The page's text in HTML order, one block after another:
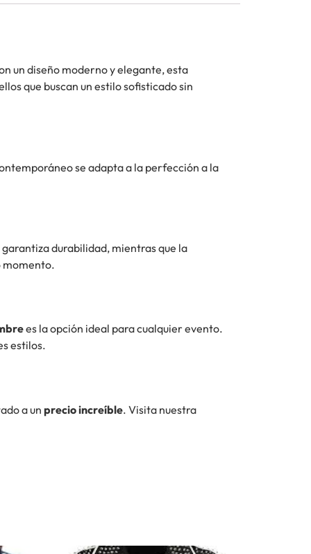
un diseño moderno y elegante, esta
que buscan un estilo sofisticado sin
se adapta a la perfección a la
garantiza durabilidad, mientras que la
momento.
es la opción ideal para cualquier evento.
estilos.
a un precio increíble. Visita nuestra